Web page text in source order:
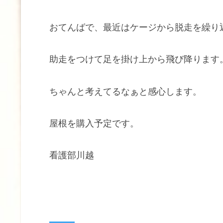
おてんばで、最近はケージから脱走を繰り
助走をつけて足を掛け上から飛び降ります。
ちゃんと考えてるなぁと感心します。
屋根を購入予定です。
看護部川越